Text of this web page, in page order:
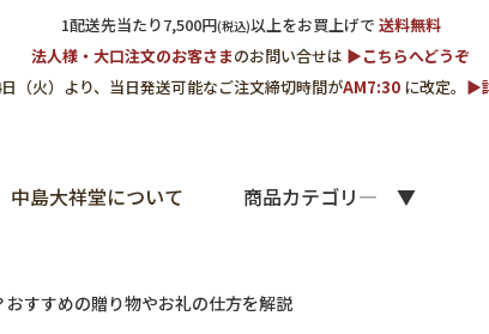
1配送先当たり7,500円(税込)以上をお買上げで 送料無料
法人様・大口注文のお客さまのお問い合せは ▶︎こちらへどうぞ
（火）より、当日発送可能なご注文締切時間がAM7:30 に改定。 ▶︎
中島大祥堂について 商品カテゴリ―
すすめの贈り物やお礼の仕方を解説